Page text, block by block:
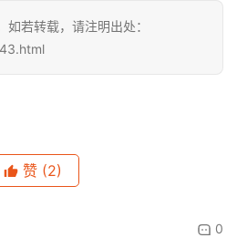
若转载，请注明出处：
赞 (2)
0